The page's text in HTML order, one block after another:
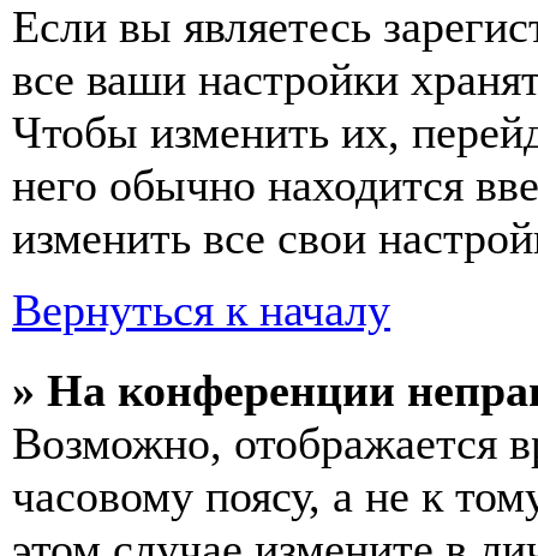
Если вы являетесь
все ваши настройки
Чтобы изменить их,
него обычно находится
изменить все свои
Вернуться к началу
» На конференции
Возможно, отображается
часовому поясу, а не к